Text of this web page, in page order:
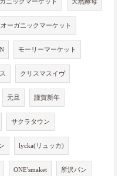
ニックマーケット 天然酵母
ーガニックマーケット
モーリーマーケット
クリスマスイヴ
元旦 謹賀新年
サクラタウン
lycka(リュッカ)
ONE'smaket 所沢パン